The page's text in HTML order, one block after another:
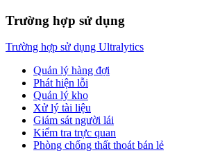
Trường hợp sử dụng
Trường hợp sử dụng Ultralytics
Quản lý hàng đợi
Phát hiện lỗi
Quản lý kho
Xử lý tài liệu
Giám sát người lái
Kiểm tra trực quan
Phòng chống thất thoát bán lẻ